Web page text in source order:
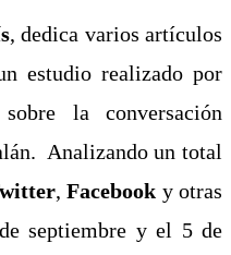
, dedica varios artículos
estudio realizado por
la conversación
Analizando un total
,Facebook y otras
septiembre y el 5 de